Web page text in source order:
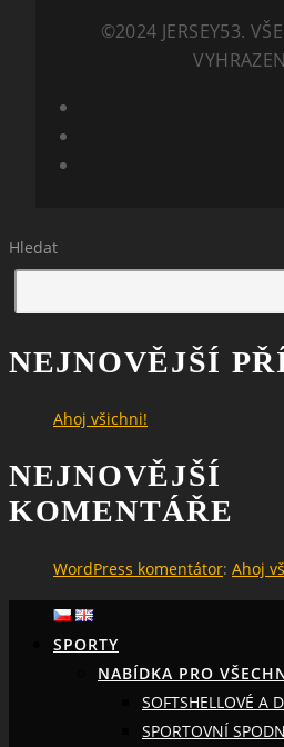
©2024 JERSEY53.
Hledat
NEJNOVĚJŠÍ
Ahoj všichni!
NEJNOVĚJŠÍ
KOMENTÁŘE
WordPress komentátor: Ahoj
SPORTY
NABÍDKA PRO
SOFTSHELLOVÉ A
SPORTOVNÍ